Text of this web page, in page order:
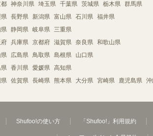
神奈川県 埼玉県 千葉県 茨城県 栃木県 群馬県
県 長野県 新潟県 富山県 石川県 福井県
静岡県 岐阜県 三重県
府 兵庫県 京都府 滋賀県 奈良県 和歌山県
県 広島県 鳥取県 島根県 山口県
香川県 愛媛県 高知県
佐賀県 長崎県 熊本県 大分県 宮崎県 鹿児島県
Shufoo!の使い方 「Shufoo!」利用規約